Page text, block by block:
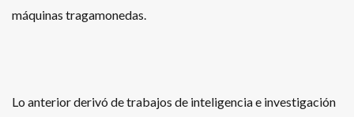
máquinas tragamonedas.
Lo anterior derivó de trabajos de inteligencia e investigación